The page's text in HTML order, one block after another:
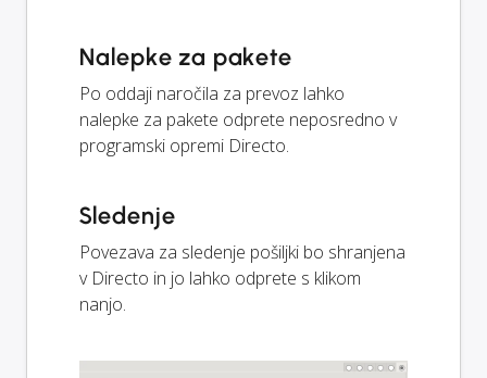
Nalepke za pakete
Po oddaji naročila za prevoz lahko
nalepke za pakete odprete neposredno v
programski opremi Directo.
Sledenje
Povezava za sledenje pošiljki bo shranjena
v Directo in jo lahko odprete s klikom
nanjo.